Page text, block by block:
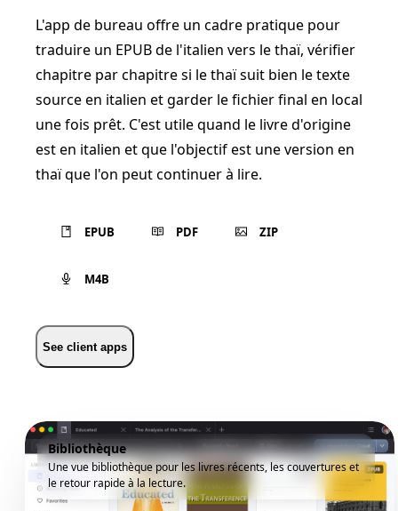
L'app de bureau offre un cadre pratique pour
traduire un EPUB de l'italien vers le thaï, vérifier
chapitre par chapitre si le thaï suit bien le texte
source en italien et garder le fichier final en local
une fois prêt. C'est utile quand le livre d'origine
est en italien et que l'objectif est une version en
thaï que l'on peut continuer à lire.
EPUB PDF ZIP
M4B
See client apps
Bibliothèque
Une vue bibliothèque pour les livres récents, les couvertures et
le retour rapide à la lecture.